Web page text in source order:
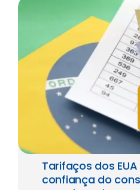
Tarifaços dos
confiança do